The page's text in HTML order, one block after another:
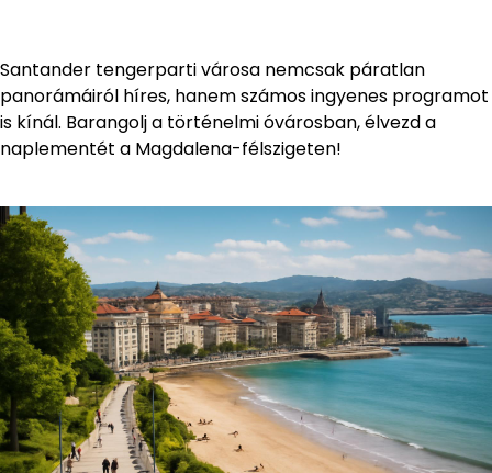
Santander tengerparti városa nemcsak páratlan
panorámáiról híres, hanem számos ingyenes programot
is kínál. Barangolj a történelmi óvárosban, élvezd a
naplementét a Magdalena-félszigeten!